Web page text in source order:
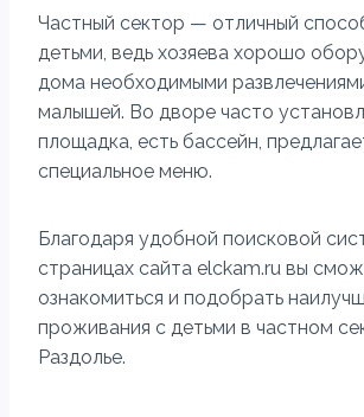
Частный сектор — отличный
детьми, ведь хозяева хорошо
дома необходимыми
малышей. Во дворе часто
площадка, есть бассейн,
специальное меню.
Благодаря удобной поисковой
страницах сайта elckam.ru вы
ознакомиться и подобрать
проживания с детьми в частном
Раздолье.